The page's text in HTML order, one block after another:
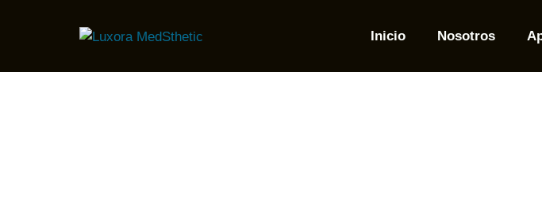
Inicio Nosotros